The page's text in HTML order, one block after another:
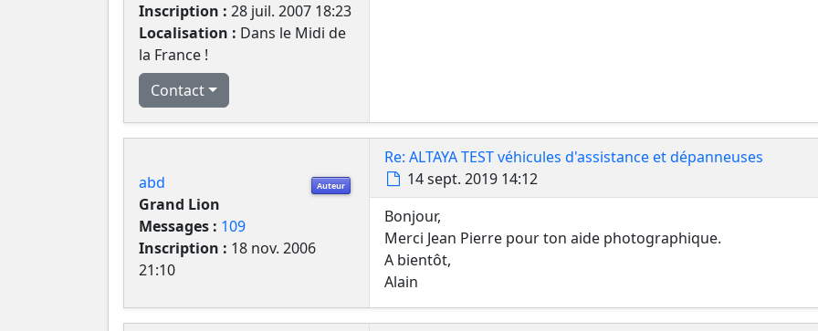
Inscription : 28 juil. 2007 18:23
Localisation : Dans le Midi de
la France !
Contact
Auteur
abd
Grand Lion
Messages : 109
Inscription : 18 nov. 2006
21:10
Re: ALTAYA TEST véhicules d'assistance et dépanneuses
Message
14 sept. 2019 14:12
Bonjour,
Merci Jean Pierre pour ton aide photographique.
A bientôt,
Alain